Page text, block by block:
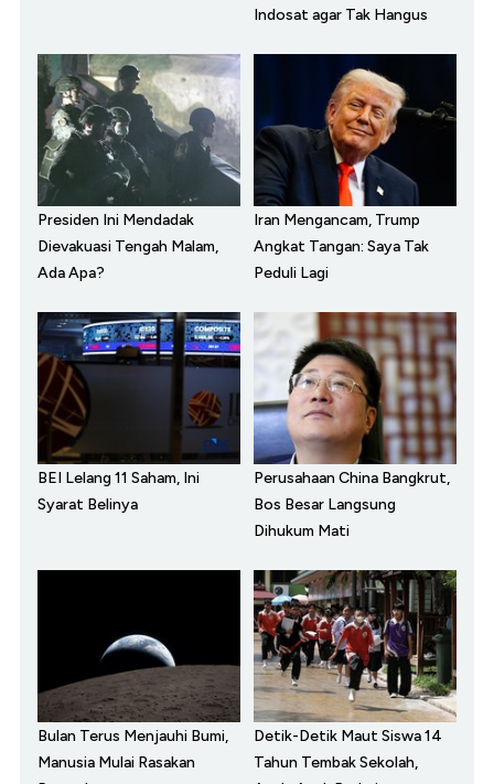
Indosat agar Tak Hangus
Presiden Ini Mendadak
Dievakuasi Tengah Malam,
Ada Apa?
Iran Mengancam, Trump
Angkat Tangan: Saya Tak
Peduli Lagi
BEI Lelang 11 Saham, Ini
Syarat Belinya
Perusahaan China Bangkrut,
Bos Besar Langsung
Dihukum Mati
Bulan Terus Menjauhi Bumi,
Manusia Mulai Rasakan
Detik-Detik Maut Siswa 14
Tahun Tembak Sekolah,